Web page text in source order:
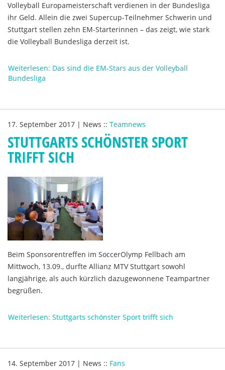
Volleyball Europameisterschaft verdienen in der Bundesliga
ihr Geld. Allein die zwei Supercup-Teilnehmer Schwerin und
Stuttgart stellen zehn EM-Starterinnen – das zeigt, wie stark
die Volleyball Bundesliga derzeit ist.
Weiterlesen: Das sind die EM-Stars aus der Volleyball
Bundesliga
17. September 2017 | News :: Teamnews
STUTTGARTS SCHÖNSTER SPORT
TRIFFT SICH
Beim Sponsorentreffen im SoccerOlymp Fellbach am
Mittwoch, 13.09., durfte Allianz MTV Stuttgart sowohl
langjährige, als auch kürzlich dazugewonnene Teampartner
begrüßen.
Weiterlesen: Stuttgarts schönster Sport trifft sich
14. September 2017 | News :: Fans